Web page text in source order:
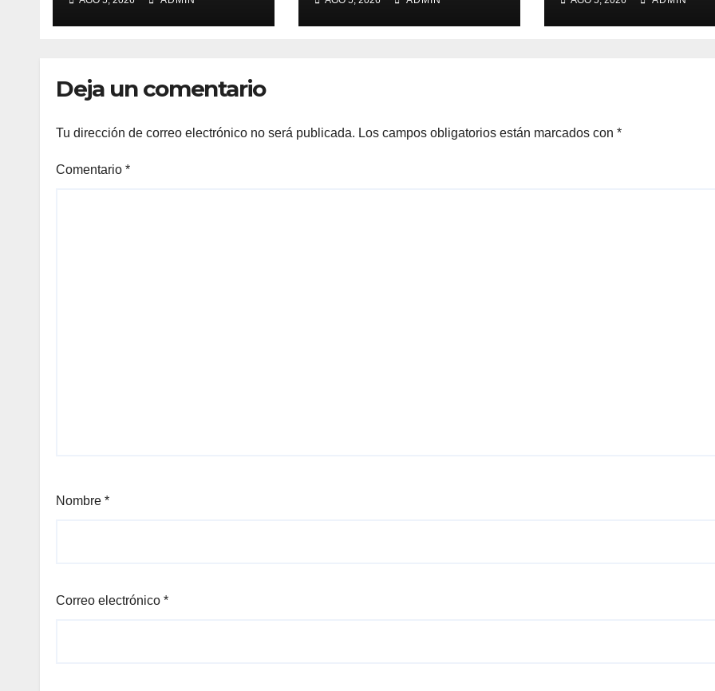
designación de
candidato a
gobernabilidad
Nuevo León
Deja un comentario
Tu dirección de correo electrónico no será publicada. Los campos obligatorios están marcados con *
Comentario *
Nombre *
Correo electrónico *